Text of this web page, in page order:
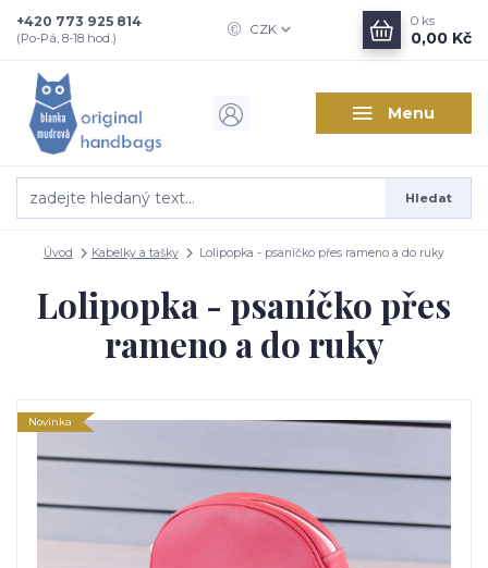
Menu
CZK
Hledat
+420 773 925 814
(Po-Pá, 8-18 hod.)
0 ks
0,00 Kč
Úvod Kabelky a tašky Lolipopka - psaníčko přes rameno a do ruky
Lolipopka - psaníčko přes
rameno a do ruky
Novinka